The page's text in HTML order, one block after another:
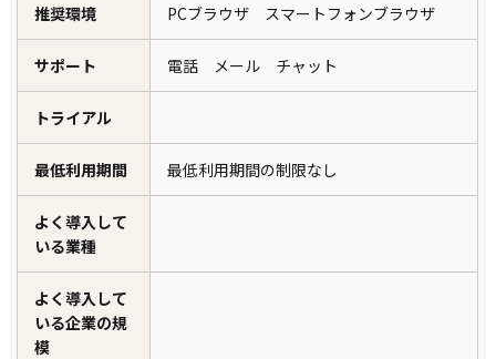
推奨環境 PCブラウザ スマートフォンブラウザ
サポート 電話 メール チャット
トライアル
最低利用期間 最低利用期間の制限なし
よく導入して
いる業種
よく導入して
いる企業の規
模